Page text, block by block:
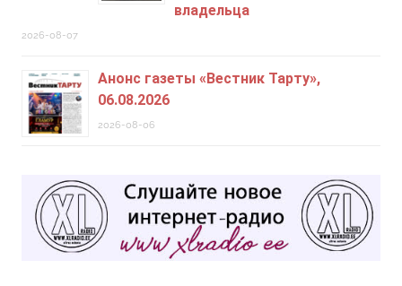
владельца
2026-08-07
Анонс газеты «Вестник Тарту»,
06.08.2026
2026-08-06